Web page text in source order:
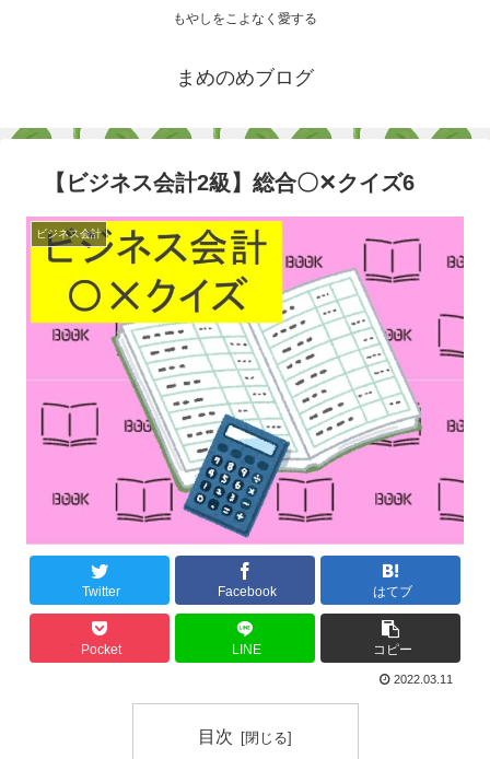
もやしをこよなく愛する
まめのめブログ
【ビジネス会計2級】総合〇✕クイズ6
ビジネス会計
Twitter Facebook はてブ
Pocket LINE コピー
2022.03.11
目次